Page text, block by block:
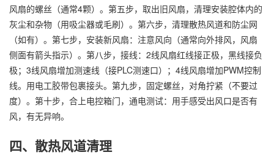
风扇的螺丝（通常4颗）。第五步，取出旧风扇，清理安装腔体内的
灰尘和杂物（用吸尘器或毛刷）。第六步，清理散热风道和防尘网
（如有）。第七步，安装新风扇：注意风向（通常向外排风，风扇
侧面有箭头指示）。第八步，接线：2线风扇红线接正极，黑线接负
极；3线风扇增加测速线（接PLC测速口）；4线风扇增加PWM控制
线。用电工胶带包裹接头。第九步，固定螺丝，对角拧紧（不要过
度）。第十步，合上电控箱门，通电测试：用手感受出风口是否有
风，有无异响。
四、散热风道清理